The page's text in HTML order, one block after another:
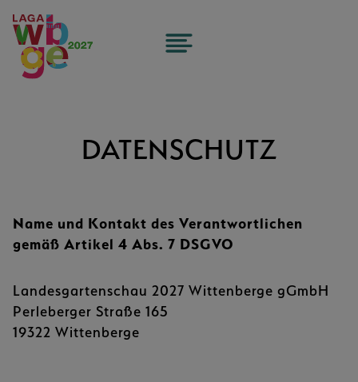
Inhalt
springen
DATENSCHUTZ
Name und Kontakt des Verantwortlichen
gemäß Artikel 4 Abs. 7 DSGVO
Landesgartenschau 2027 Wittenberge gGmbH
Perleberger Straße 165
19322 Wittenberge